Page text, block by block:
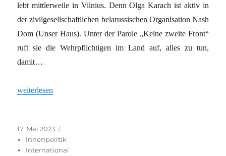
lebt mittlerweile in Vilnius. Denn Olga Karach ist aktiv in
der zivilgesellschaftlichen belarussischen Organisation Nash
Dom (Unser Haus). Unter der Parole „Keine zweite Front“
ruft sie die Wehrpflichtigen im Land auf, alles zu tun,
damit…
„Pazifisten aus der Ukraine, Russland und Belarus wollen enger
weiterlesen
Veröffentlicht
am
17. Mai 2023
Innenpolitik
International